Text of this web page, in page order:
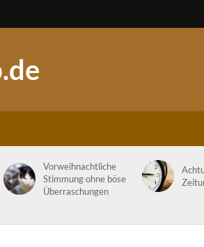
Vorweihnachtliche
Stimmung ohne böse
Überraschungen